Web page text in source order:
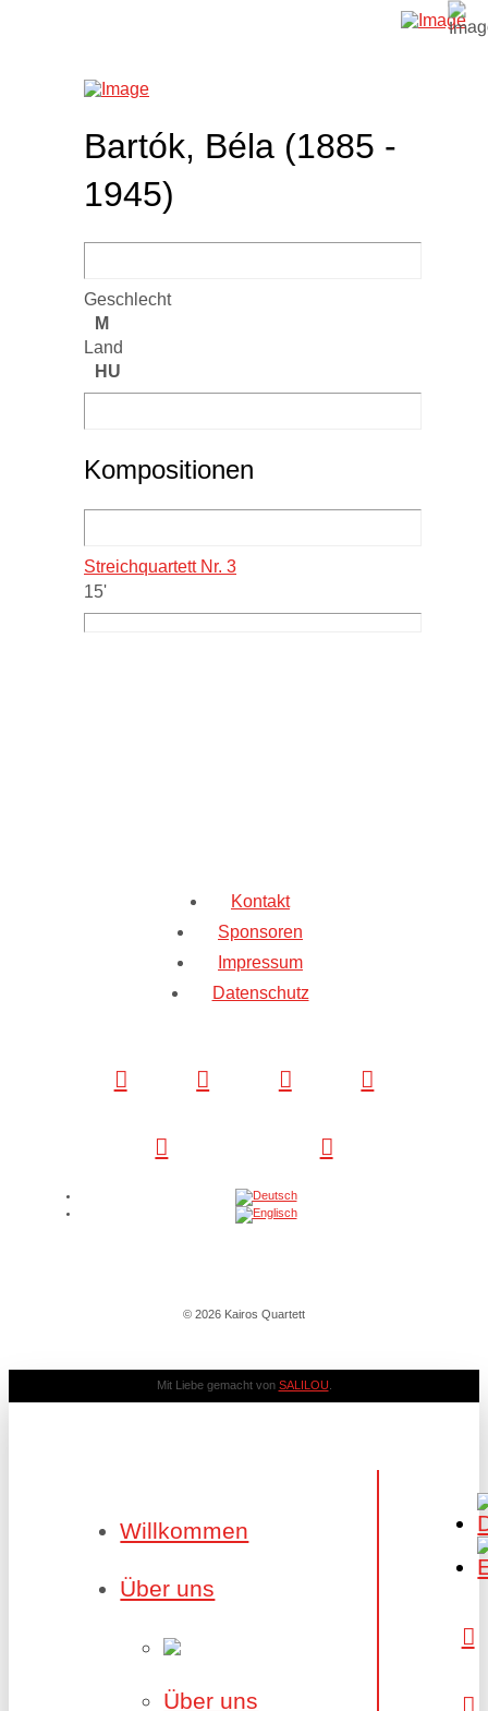
Bartók, Béla (1885 -
1945)
Geschlecht
M
Land
HU
Kompositionen
Streichquartett Nr. 3
15'
Kontakt
Sponsoren
Impressum
Datenschutz
© 2026 Kairos Quartett
Mit Liebe gemacht von SALILOU
Willkommen
Über uns
Über uns